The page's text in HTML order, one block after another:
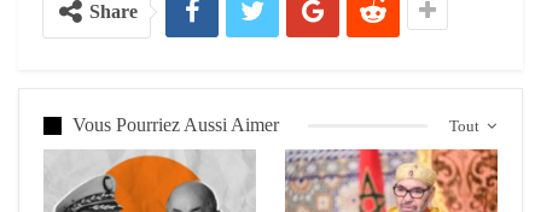
Share
Tout
Vous Pourriez Aussi Aimer